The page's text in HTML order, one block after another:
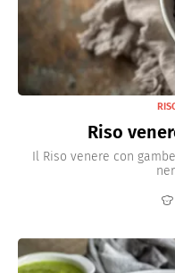
Riso
Il Riso venere con